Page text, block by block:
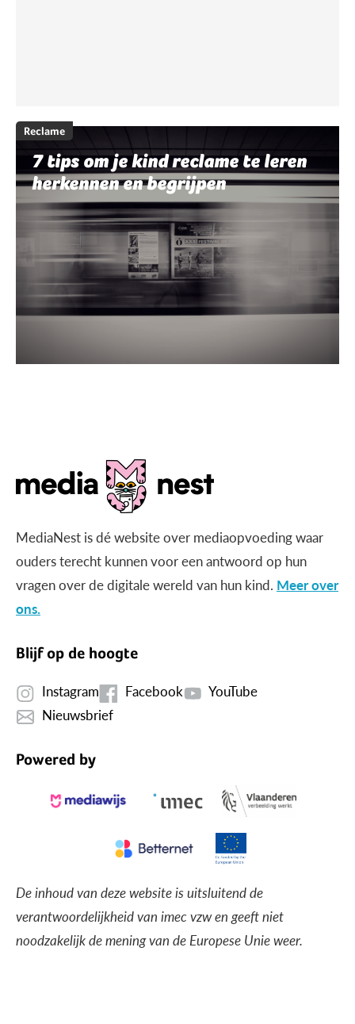
Reclame
7 tips om je kind reclame te leren
herkennen en begrijpen
MediaNest is dé website over mediaopvoeding waar
ouders terecht kunnen voor een antwoord op hun
vragen over de digitale wereld van hun kind. Meer over
ons.
Blijf op de hoogte
Instagram Facebook
YouTube
Nieuwsbrief
Powered by
De inhoud van deze website is uitsluitend de
verantwoordelijkheid van imec vzw en geeft niet
noodzakelijk de mening van de Europese Unie weer.